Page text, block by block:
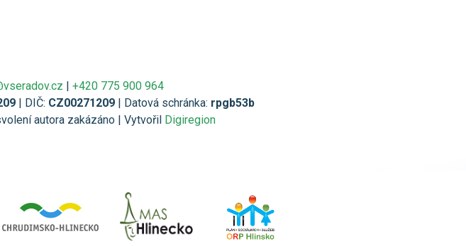
| +420 775 900 964
| DIČ: CZ00271209 | Datová schránka: rpgb53b
autora zakázáno | Vytvořil Digiregion